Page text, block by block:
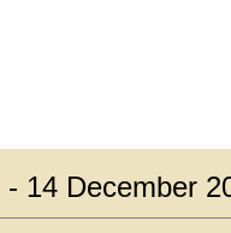
- 14 December